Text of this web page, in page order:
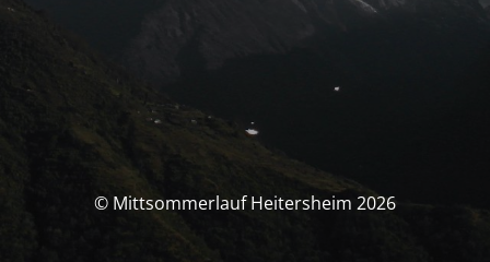
© Mittsommerlauf Heitersheim 2026